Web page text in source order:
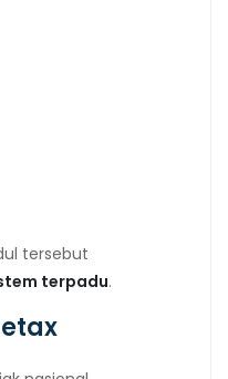
tersebut
terpadu.